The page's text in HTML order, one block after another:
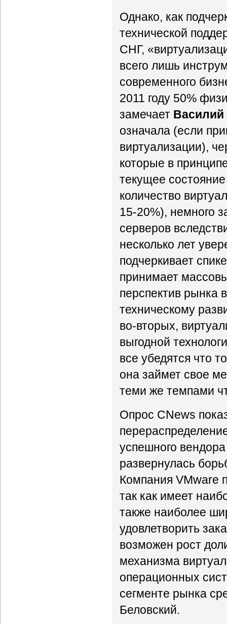
Однако, как
технической
СНГ,
всего лишь
современного
2011 году 50%
замечает
означала (если
виртуализации),
которые в
текущее
количество
15-20%), немного
серверов
несколько лет
подчеркивает
принимает
перспектив рынка
техническому
во-вторых,
выгодной
все убедятся что
она займет свое
теми же темпами
Опрос CNews
успешного
развернулась
Компания VMware
так как имеет
также наиболее
удовлетворить
возможен рост
механизма
операционных
сегменте рынка
Беловский.